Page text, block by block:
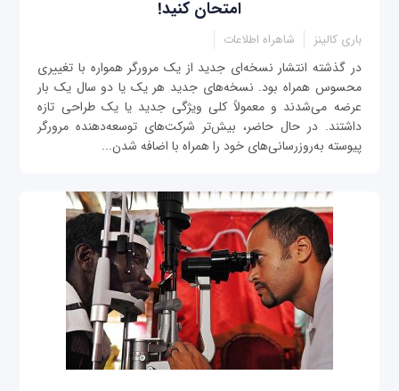
امتحان کنید!
باری کالینز شاهراه اطلاعات
در گذشته انتشار نسخه‌ای جدید از یک مرورگر همواره با تغییری
محسوس همراه بود. نسخه‌های جدید هر یک یا دو سال یک بار
عرضه می‌شدند و معمولاً کلی ویژگی جدید یا یک طراحی تازه
داشتند. در حال حاضر، بیش‌تر شرکت‌های توسعه‌دهنده مرورگر
پیوسته به‌روزرسانی‌های خود را همراه با اضافه شدن...